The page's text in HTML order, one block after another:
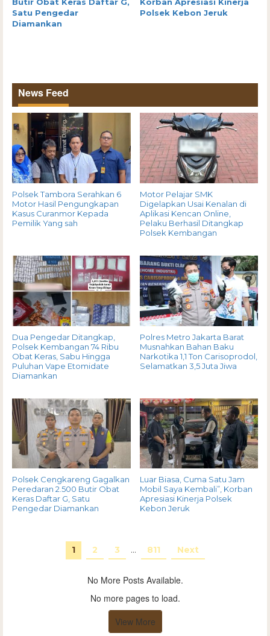
Butir Obat Keras Daftar G,
Satu Pengedar
Diamankan
Korban Apresiasi Kinerja
Polsek Kebon Jeruk
News Feed
Polsek Tambora Serahkan 6
Motor Hasil Pengungkapan
Kasus Curanmor Kepada
Pemilik Yang sah
Motor Pelajar SMK
Digelapkan Usai Kenalan di
Aplikasi Kencan Online,
Pelaku Berhasil Ditangkap
Polsek Kembangan
Dua Pengedar Ditangkap,
Polsek Kembangan 74 Ribu
Obat Keras, Sabu Hingga
Puluhan Vape Etomidate
Diamankan
Polres Metro Jakarta Barat
Musnahkan Bahan Baku
Narkotika 1,1 Ton Carisoprodol,
Selamatkan 3,5 Juta Jiwa
Polsek Cengkareng Gagalkan
Peredaran 2.500 Butir Obat
Keras Daftar G, Satu
Pengedar Diamankan
Luar Biasa, Cuma Satu Jam
Mobil Saya Kembali”, Korban
Apresiasi Kinerja Polsek
Kebon Jeruk
1 2 3 … 811 Next
No More Posts Available.
No more pages to load.
View More